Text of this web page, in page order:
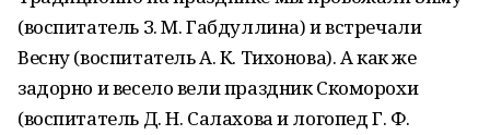
(воспитатель З. М. Габдуллина) и встречали
Весну (воспитатель А. К. Тихонова). А как же
задорно и весело вели праздник Скоморохи
(воспитатель Д. Н. Салахова и логопед Г. Ф.